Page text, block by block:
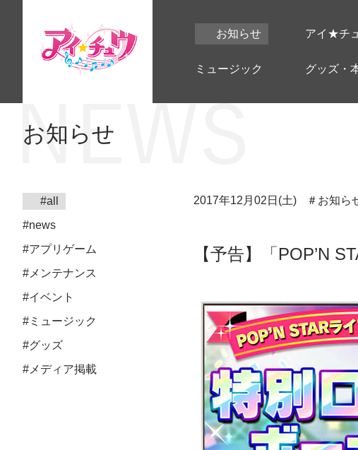
お知らせ アイ★チ
ミュージック グッズ・
お知らせ
#all
#news
#アプリゲーム
#メンテナンス
#イベント
#ミュージック
#グッズ
#メディア掲載
2017年12月02日(土) ＃お知ら
【予告】「POP’N